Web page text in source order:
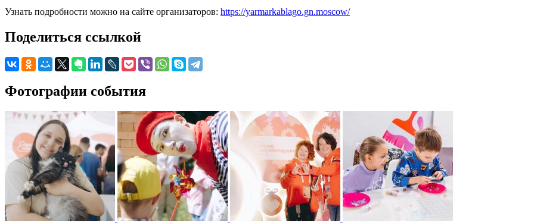
Узнать подробности можно на сайте организаторов: https://yarmarkablago.gn.moscow/
Поделиться ссылкой
Фотографии события